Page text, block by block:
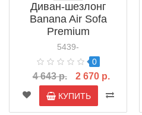
Диван-шезлонг
Banana Air Sofa
Premium
5439-
0
4 643 р. 2 670 р.
КУПИТЬ